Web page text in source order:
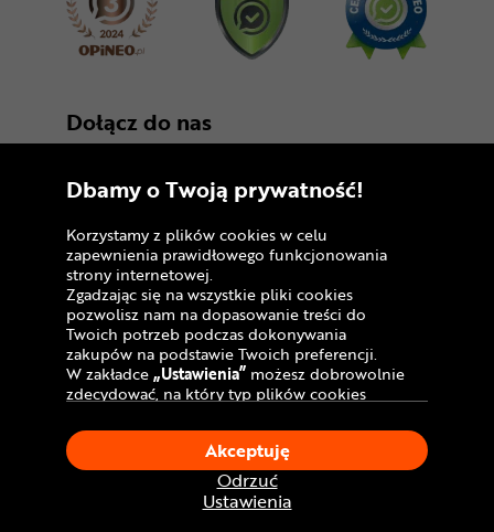
Dołącz do nas
Copyright © 2005 - 2026
Polityka prywatności i zasady korzystania z
serwisu
Informacja o plikach cookies
Mapa witryny
Dbamy o Twoją prywatność!
Korzystamy z plików cookies w celu
zapewnienia prawidłowego funkcjonowania
strony internetowej.
Zgadzając się na wszystkie pliki cookies
pozwolisz nam na dopasowanie treści do
Twoich potrzeb podczas dokonywania
zakupów na podstawie Twoich preferencji.
W zakładce„Ustawienia” możesz dobrowolnie
zdecydować, na który typ plików cookies
Klikając„Akceptuję”, wyrażasz zgodę na
stosowanie ciasteczek zgodnie z ustawieniami
Twojej przeglądarki.
W dowolnym momencie, możesz dokonać
zmiany swojego wyboru klikając opcję
Ustawienia
Odrzuć
Akceptuję